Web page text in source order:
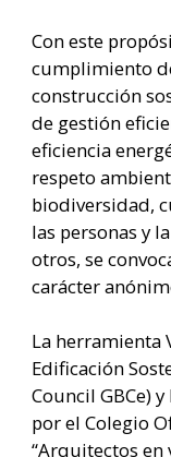
Con este
cumplimiento
construcción
de gestión
eficiencia
respeto
biodiversidad,
las personas y
otros, se
carácter
La herramienta
Edificación
Council GBCe)
por el Colegio
“Arquitectos en